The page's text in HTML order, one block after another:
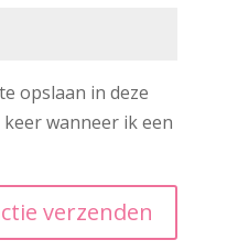
opslaan in deze
wanneer ik een